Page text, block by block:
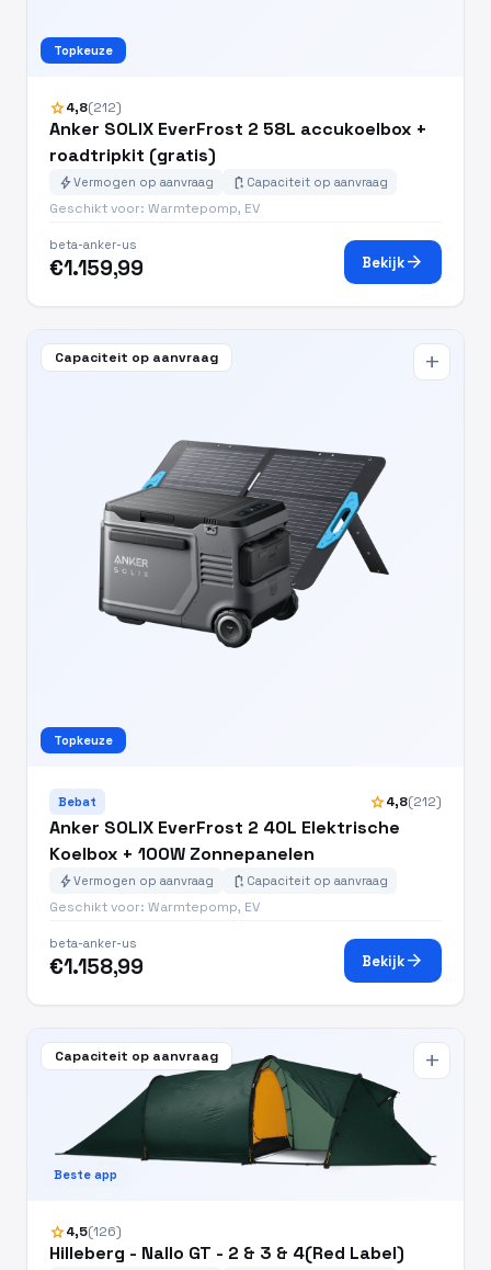
Topkeuze
star4,8(212)
Anker SOLIX EverFrost 2 58L accukoelbox +
roadtripkit (gratis)
boltVermogen op aanvraag battery_charging_full Capaciteit op aanvraag
Geschikt voor: Warmtepomp, EV
beta-anker-us
€1.159,99 Bekijkarrow_forward
Capaciteit op aanvraag
Topkeuze
add
Bebat star4,8(212)
Anker SOLIX EverFrost 2 40L Elektrische
Koelbox + 100W Zonnepanelen
boltVermogen op aanvraag battery_charging_full Capaciteit op aanvraag
Geschikt voor: Warmtepomp, EV
beta-anker-us
€1.158,99 Bekijkarrow_forward
Capaciteit op aanvraag
Beste app
add
star4,5(126)
Hilleberg - Nallo GT - 2 & 3 & 4(Red Label)